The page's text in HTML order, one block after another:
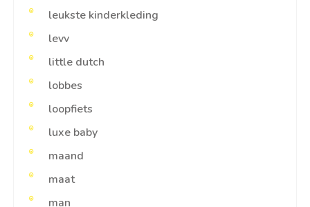
leukste kinderkleding
levv
little dutch
lobbes
loopfiets
luxe baby
maand
maat
man